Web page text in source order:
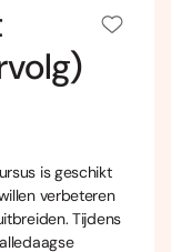
is geschikt
verbeteren
Tijdens